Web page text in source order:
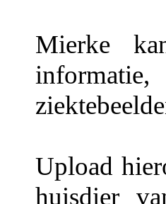
Mierke
Upload
huisdier